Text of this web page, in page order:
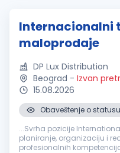
Internacionalni
maloprodaje
DP Lux Distribution
Beograd - Izvan
15.08.2026
Obaveštenje o
...Svrha pozicije
planiranje, organizaciju i
profesionalnih